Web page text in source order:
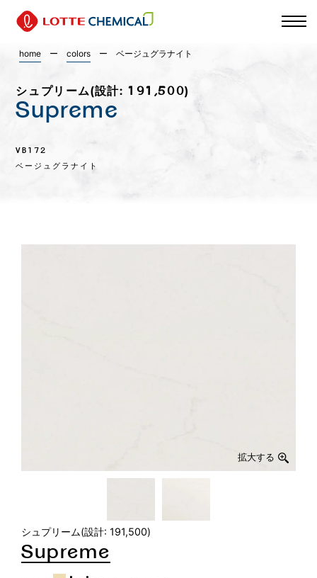
home ーcolors ーベージュグラナイト
シュプリーム(設計: 191,500)
Supreme
VB172
ベージュグラナイト
拡大する
拡大する
シュプリーム(設計: 191,500)
Supreme